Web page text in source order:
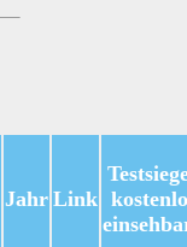
Jahr Link